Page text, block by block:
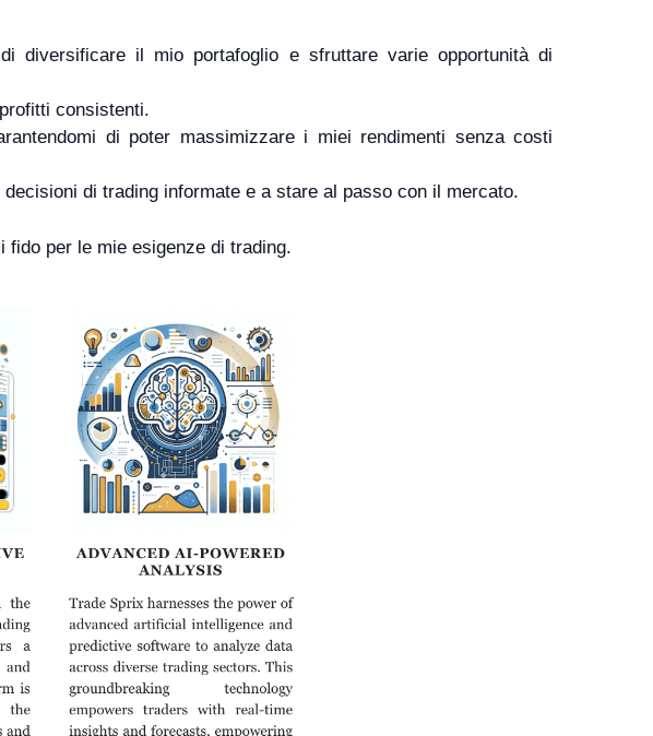
diversificare il mio portafoglio e sfruttare varie opportunità di
consistenti.
di poter massimizzare i miei rendimenti senza costi
di trading informate e a stare al passo con il mercato.
fido per le mie esigenze di trading.